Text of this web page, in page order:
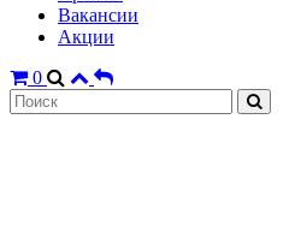
Вакансии
Акции
0